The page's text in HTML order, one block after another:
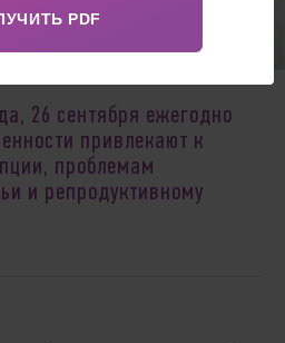
26 сентября ежегодно
привлекают к
проблемам
и репродуктивному